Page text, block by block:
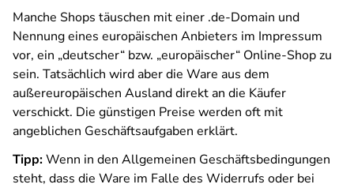
Manche Shops täuschen mit einer .de-Domain und
Nennung eines europäischen Anbieters im Impressum
vor, ein „deutscher“ bzw. „europäischer“ Online-Shop zu
sein. Tatsächlich wird aber die Ware aus dem
außereuropäischen Ausland direkt an die Käufer
verschickt. Die günstigen Preise werden oft mit
angeblichen Geschäftsaufgaben erklärt.
Tipp:Wenn in den Allgemeinen Geschäftsbedingungen
steht, dass die Ware im Falle des Widerrufs oder bei